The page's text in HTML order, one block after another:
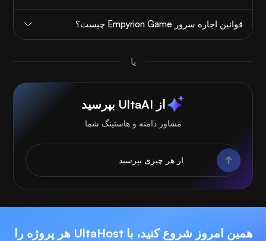
قوانین اجاره سرور Empyrion Game چیست؟
یا
از UltaAI بپرسید
مشاور دامنه و هاستینگ شما
همین امروز شروع کنید، با UltaHost هر پروژه را